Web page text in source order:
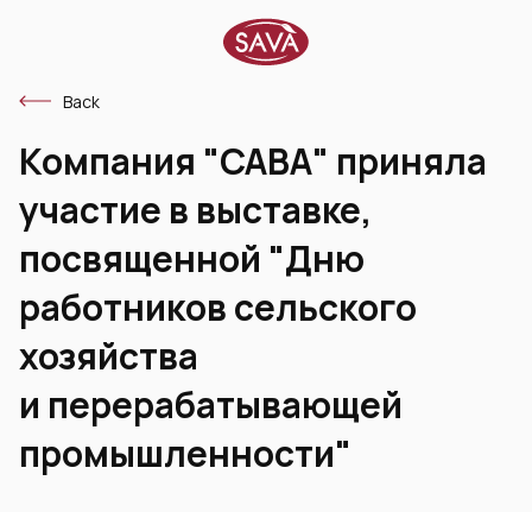
Back
Компания "САВА" приняла
участие в выставке,
посвященной "Дню
работников сельского
хозяйства
и перерабатывающей
промышленности"